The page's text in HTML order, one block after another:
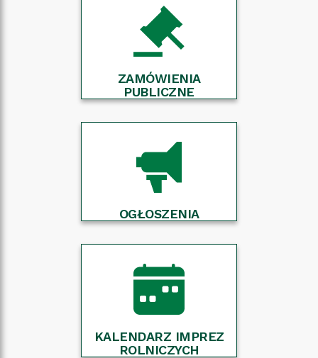
ZAMÓWIENIA
PUBLICZNE
OGŁOSZENIA
KALENDARZ IMPREZ
ROLNICZYCH